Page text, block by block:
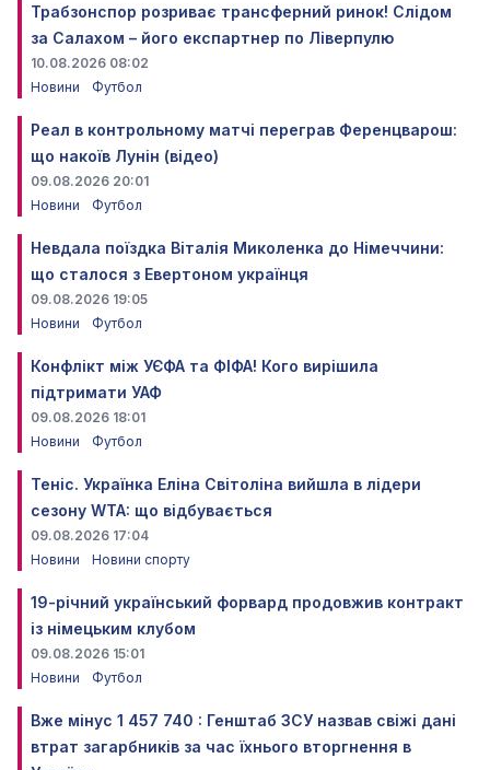
Трабзонспор розриває трансферний ринок! Слідом
за Салахом – його експартнер по Ліверпулю
10.08.2026 08:02
Новини
Футбол
Реал в контрольному матчі переграв Ференцварош:
що накоїв Лунін (відео)
09.08.2026 20:01
Новини
Футбол
Невдала поїздка Віталія Миколенка до Німеччини:
що сталося з Евертоном українця
09.08.2026 19:05
Новини
Футбол
Конфлікт між УЄФА та ФІФА! Кого вирішила
підтримати УАФ
09.08.2026 18:01
Новини
Футбол
Теніс. Українка Еліна Світоліна вийшла в лідери
сезону WTA: що відбувається
09.08.2026 17:04
Новини
Новини спорту
19-річний український форвард продовжив контракт
із німецьким клубом
09.08.2026 15:01
Новини
Футбол
Вже мінус 1 457 740 : Генштаб ЗСУ назвав свіжі дані
втрат загарбників за час їхнього вторгнення в